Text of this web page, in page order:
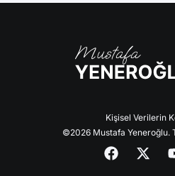
Kişisel Verilerin
©2026 Mustafa Yeneroğlu.